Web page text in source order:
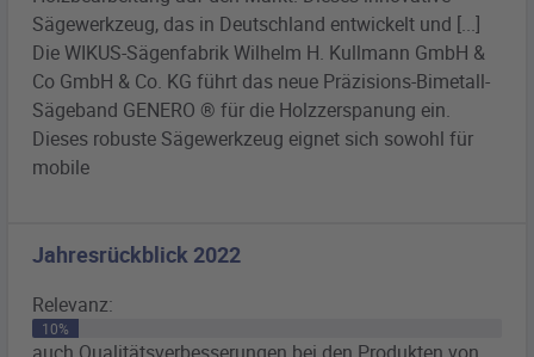
Sägewerkzeug, das in Deutschland entwickelt und [...]
Die WIKUS-Sägenfabrik Wilhelm H. Kullmann GmbH &
Co GmbH & Co. KG führt das neue Präzisions-Bimetall-
Sägeband GENERO ® für die Holzzerspanung ein.
Dieses robuste Sägewerkzeug eignet sich sowohl für
mobile
Jahresrückblick 2022
Relevanz:
10%